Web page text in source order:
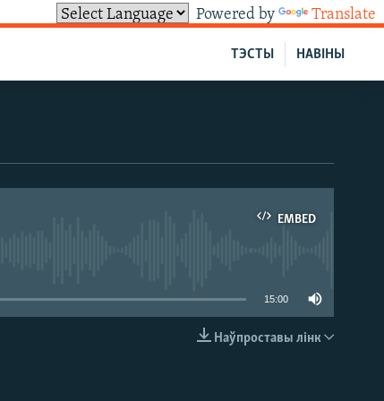
Powered by Translate
НАВІНЫ
ТЭСТЫ
EMBED
15:00
Наўпроставы лінк